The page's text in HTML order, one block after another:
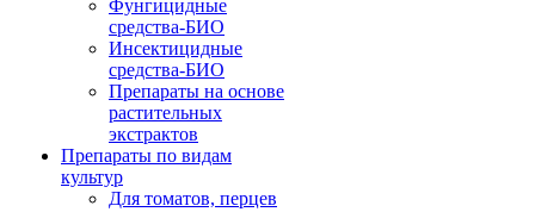
Фунгицидные
средства-БИО
Инсектицидные
средства-БИО
Препараты на основе
растительных
экстрактов
Препараты по видам
культур
Для томатов, перцев